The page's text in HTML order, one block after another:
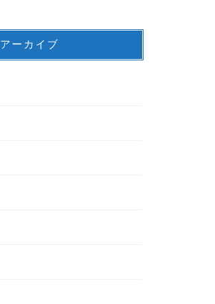
アーカイブ